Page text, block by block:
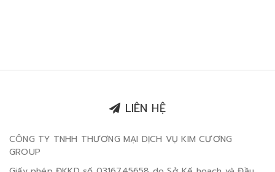
LIÊN HỆ
CÔNG TY TNHH THƯƠNG MẠI DỊCH VỤ KIM CƯƠNG
GROUP